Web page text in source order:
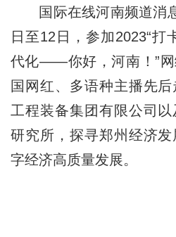
国际在线河南频道消
日至12日，参加2023“打
代化——你好，河南！”网
国网红、多语种主播先
工程装备集团有限公司
研究所，探寻郑州经济
字经济高质量发展。